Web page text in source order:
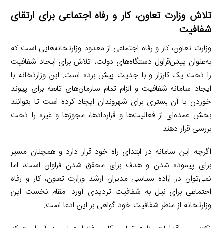
تلاش وزارت تعاون، کار و رفاه اجتماعی برای ارتقای
شفافیت
وزارت تعاون، کار و رفاه اجتماعی از معدود وزارتخانه‌هایی است که
به‌عنوان پیش‌قراول دستگاه‌های دولت، تلاش برای ایجاد شفافیت
را تحت یک کارزار و با جدیت پیش برده است. این وزارتخانه با
ایجاد سامانه شفافیت و الزام تمام سازمان‌های تابعه برای پیوند
خوردن با آن بستری برای شهروندان ایجاد کرده است تا بتوانند
بخش عمده‌ای از فعالیت‌ها و قراردادها، مجوزها و غیره را تحت
بررسی قرار دهند.
اگرچه این سامانه در ابتدای راه خود قرار دارد و همچنان مسیر
برای پیموده شدن و هدف برای محقق شدن فراوان است، اما
نمی‌توان در اراده سیاسی مدیران ارشد وزارت تعاون، کار و رفاه
اجتماعی برای نیل به شفافیت تردیدی آورد. مقام نخست این
وزارتخانه از منظر شفافیت خود گواهی بر این ادعا است.